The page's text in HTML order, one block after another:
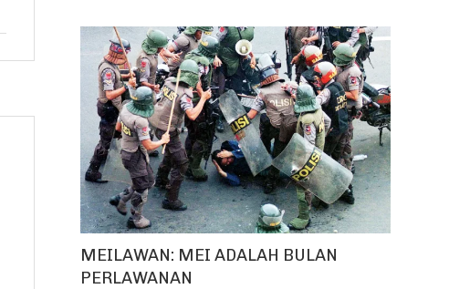
MEILAWAN: MEI ADALAH BULAN
PERLAWANAN